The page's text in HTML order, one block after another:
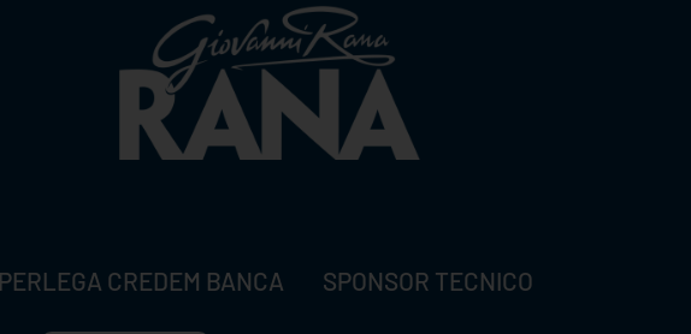
CREDEM BANCA SPONSOR TECNICO